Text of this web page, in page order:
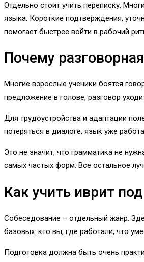
Отдельно стоит учить переписку.
языка. Короткие подтверждения,
помогает быстрее войти в рабочий
Почему
Многие взрослые ученики боятся
предложение в голове, разговор
Для трудоустройства и адаптации
потеряться в диалоге, язык уже
Это не значит, что грамматика не
самых частых форм. Все остальное
Как учить иврит
Собеседование – отдельный жанр.
базовых: кто вы, где работали, что
Подготовка должна быть очень